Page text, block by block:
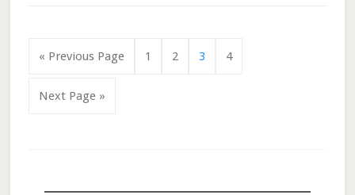
« Previous Page Page
1 Page
2 Page
3 Page
4
Next Page »